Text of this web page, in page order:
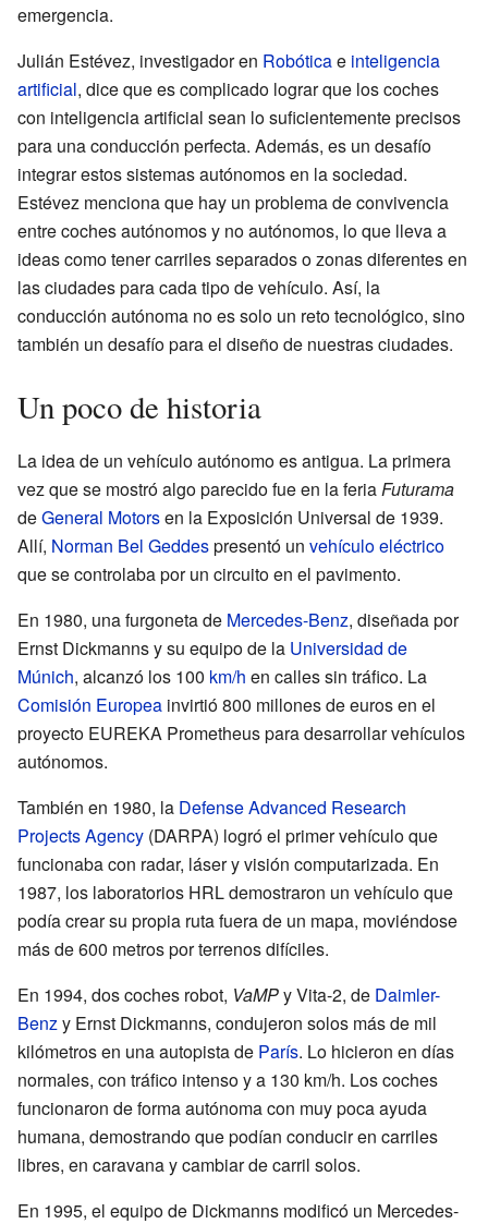
emergencia.
Julián Estévez, investigador en Robóticae inteligencia
artificial, dice que es complicado lograr que los coches
con inteligencia artificial sean lo suficientemente precisos
para una conducción perfecta. Además, es un desafío
integrar estos sistemas autónomos en la sociedad.
Estévez menciona que hay un problema de convivencia
entre coches autónomos y no autónomos, lo que lleva a
ideas como tener carriles separados o zonas diferentes en
las ciudades para cada tipo de vehículo. Así, la
conducción autónoma no es solo un reto tecnológico, sino
también un desafío para el diseño de nuestras ciudades.
Un poco de historia
La idea de un vehículo autónomo es antigua. La primera
vez que se mostró algo parecido fue en la feria Futurama
deGeneral Motorsen la Exposición Universal de 1939.
Allí, Norman Bel Geddespresentó un vehículo eléctrico
que se controlaba por un circuito en el pavimento.
En 1980, una furgoneta de Mercedes-Benz, diseñada por
Ernst Dickmanns y su equipo de la Universidad de
Múnich, alcanzó los 100 km/h en calles sin tráfico. La
Comisión Europea invirtió 800 millones de euros en el
proyecto EUREKA Prometheus para desarrollar vehículos
autónomos.
También en 1980, la Defense Advanced Research
Projects Agency (DARPA) logró el primer vehículo que
funcionaba con radar, láser y visión computarizada. En
1987, los laboratorios HRL demostraron un vehículo que
podía crear su propia ruta fuera de un mapa, moviéndose
más de 600 metros por terrenos difíciles.
En 1994, dos coches robot, VaMPy Vita-2, de Daimler-
Benz y Ernst Dickmanns, condujeron solos más de mil
kilómetros en una autopista de París. Lo hicieron en días
normales, con tráfico intenso y a 130 km/h. Los coches
funcionaron de forma autónoma con muy poca ayuda
humana, demostrando que podían conducir en carriles
libres, en caravana y cambiar de carril solos.
En 1995, el equipo de Dickmanns modificó un Mercedes-